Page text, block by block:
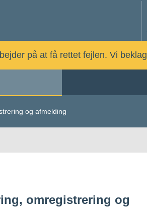
på at få rettet fejlen. Vi
og afmelding
omregistrering og